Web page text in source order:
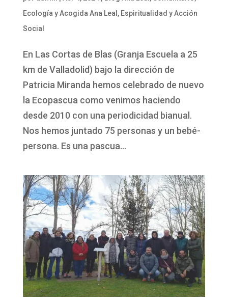
Ecología y Acogida Ana Leal , Espiritualidad y Acción
Social
En Las Cortas de Blas (Granja Escuela a 25
km de Valladolid) bajo la dirección de
Patricia Miranda hemos celebrado de nuevo
la Ecopascua como venimos haciendo
desde 2010 con una periodicidad bianual.
Nos hemos juntado 75 personas y un bebé-
persona. Es una pascua...